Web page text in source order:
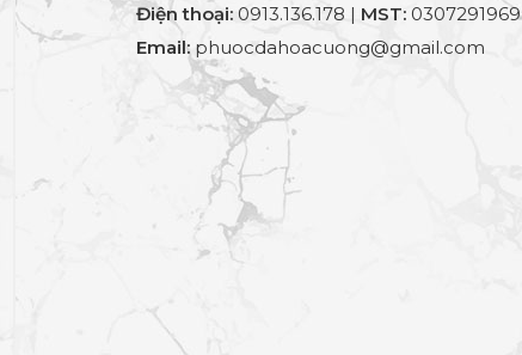
Điện thoại: 0913.136.178 | MST: 0307291969
Email: phuocdahoacuong@gmail.com